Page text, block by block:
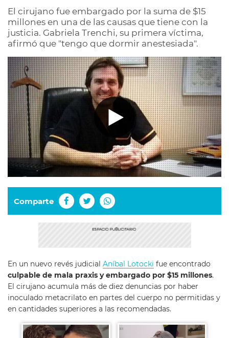
El cirujano fue embargado por la suma de $15
millones en una de las causas que tiene con la
justicia. Gabriela Trenchi, su primera víctima,
afirmó que "tengo que dormir anestesiada".
Comparte
En un nuevo revés judicial Aníbal Lotocki fue encontrado
culpable de mala praxis y embargado por $15 millones.
El cirujano acumula más de diez denuncias por haber
inoculado metacrilato en partes del cuerpo no permitidas y
en cantidades superiores a las recomendadas.